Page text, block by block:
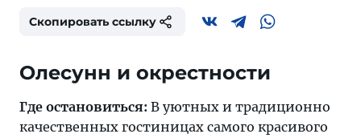
Скопировать ссылку
Олесунн и окрестности
Где остановиться: В уютных и традиционно
качественных гостиницах самого красивого